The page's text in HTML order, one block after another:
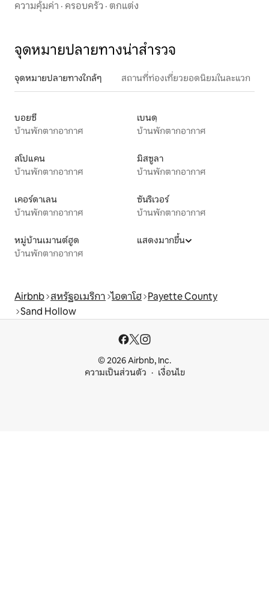
ความคุ้มค่า · ครอบครัว · ตกแต่ง
จุดหมายปลายทางน่าสำรวจ
จุดหมายปลายทางใกล้ๆ สถานที่ท่องเที่ยวยอดนิยมในละแวก
บอยซี
บ้านพักตากอากาศ
เบนดฺ
บ้านพักตากอากาศ
สโปแคน
บ้านพักตากอากาศ
มิสซูลา
บ้านพักตากอากาศ
เคอร์ดาเลน
บ้านพักตากอากาศ
ซันริเวอร์
บ้านพักตากอากาศ
หมู่บ้านเมานต์ฮูด
บ้านพักตากอากาศ
แสดงมากขึ้น
Airbnb สหรัฐอเมริกา ไอดาโฮ Payette County
Sand Hollow
© 2026 Airbnb, Inc.
ความเป็นส่วนตัว
เงื่อนไข